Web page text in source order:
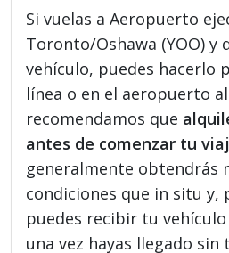
Si vuelas a Aeropuerto
Toronto/Oshawa (YOO) y
vehículo, puedes hacerlo
línea o en el aeropuerto
recomendamos que
antes de comenzar tu
generalmente obtendrás
condiciones que in situ y,
puedes recibir tu
una vez hayas llegado